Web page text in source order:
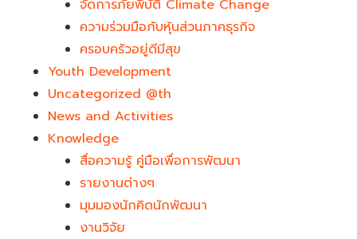
จัดการภัยพิบัติ Climate Change
ความร่วมมือกับหุ้นส่วนภาคธุรกิจ
ครอบครัวอยู่ดีมีสุข
Youth Development​
Uncategorized @th
News and Activities
Knowledge
สื่อความรู้ คู่มือเพื่อการพัฒนา
รายงานต่างๆ
มุมมองนักคิดนักพัฒนา
งานวิจัย